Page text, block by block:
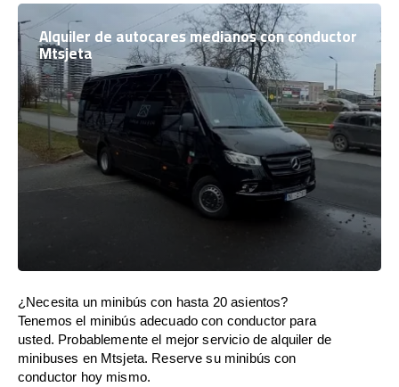
Alquiler de autocares medianos con conductor
Mtsjeta
¿Necesita un minibús con hasta 20 asientos?
Tenemos el minibús adecuado con conductor para
usted. Probablemente el mejor servicio de alquiler de
minibuses en Mtsjeta. Reserve su minibús con
conductor hoy mismo.